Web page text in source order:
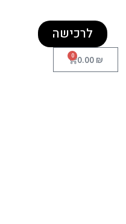
לרכישה
0.00 ₪
0